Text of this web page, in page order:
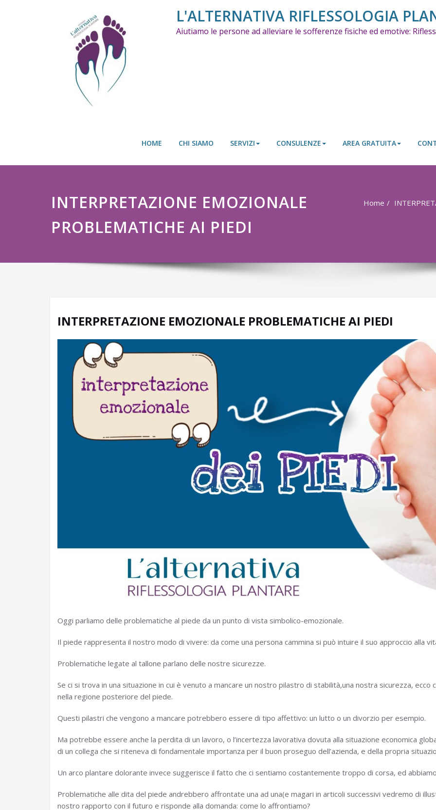
L'ALTERNATIVA RIFLESSOLOGIA
Aiutiamo le persone ad alleviare le sofferenze fisiche ed emotive:
HOME CHI SIAMO SERVIZI CONSULENZE AREA GRATUITA
INTERPRETAZIONE EMOZIONALE
PROBLEMATICHE AI PIEDI
Home
INTERPRETAZIONE EMOZIONALE PROBLEMATICHE AI PIEDI
Oggi parliamo delle problematiche al piede da un punto di vista simbolico-emozionale.
Il piede rappresenta il nostro modo di vivere: da come una persona cammina si può intuire il suo approccio alla
Problematiche legate al tallone parlano delle nostre sicurezze.
Se ci si trova in una situazione in cui è venuto a mancare un nostro pilastro di stabilità,una nostra sicurezza,
nella regione posteriore del piede.
Questi pilastri che vengono a mancare potrebbero essere di tipo affettivo: un lutto o un divorzio per esempio.
Ma potrebbe essere anche la perdita di un lavoro, o l’incertezza lavorativa dovuta alla situazione economica
di un collega che si riteneva di fondamentale importanza per il buon proseguo dell’azienda, e della propria
Un arco plantare dolorante invece suggerisce il fatto che ci sentiamo costantemente troppo di corsa, ed
Problematiche alle dita del piede andrebbero affrontate una ad una(e magari in articoli successivi vedremo di
nostro rapporto con il futuro e risponde alla domanda: come lo affrontiamo?